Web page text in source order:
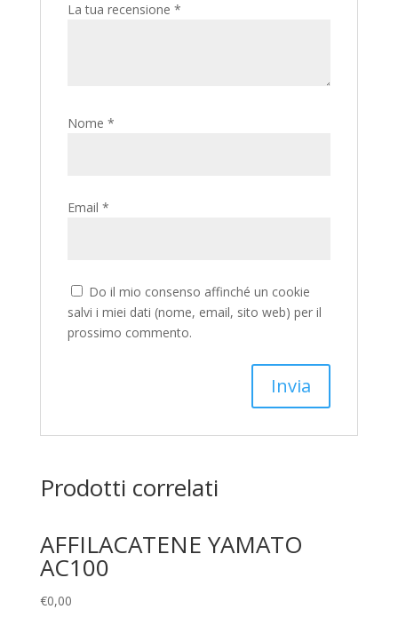
La tua recensione *
Nome *
Email *
Do il mio consenso affinché un cookie
salvi i miei dati (nome, email, sito web) per il
prossimo commento.
Prodotti correlati
AFFILACATENE YAMATO
AC100
€0,00